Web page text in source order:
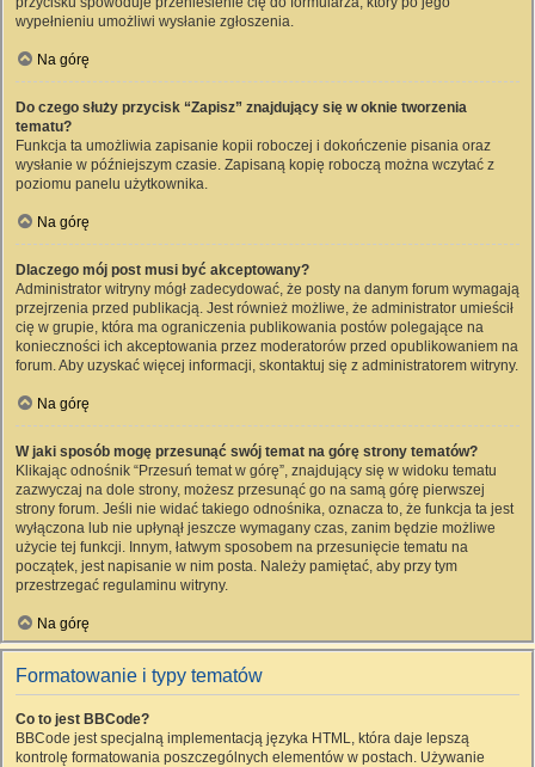
wypełnieniu umożliwi wysłanie zgłoszenia.
Na górę
Do czego służy przycisk “Zapisz” znajdujący się w oknie tworzenia
tematu?
Funkcja ta umożliwia zapisanie kopii roboczej i dokończenie pisania oraz
wysłanie w późniejszym czasie. Zapisaną kopię roboczą można wczytać z
poziomu panelu użytkownika.
Na górę
Dlaczego mój post musi być akceptowany?
Administrator witryny mógł zadecydować, że posty na danym forum wymagają
przejrzenia przed publikacją. Jest również możliwe, że administrator umieścił
cię w grupie, która ma ograniczenia publikowania postów polegające na
konieczności ich akceptowania przez moderatorów przed opublikowaniem na
forum. Aby uzyskać więcej informacji, skontaktuj się z administratorem witryny.
Na górę
W jaki sposób mogę przesunąć swój temat na górę strony tematów?
Klikając odnośnik “Przesuń temat w górę”, znajdujący się w widoku tematu
zazwyczaj na dole strony, możesz przesunąć go na samą górę pierwszej
strony forum. Jeśli nie widać takiego odnośnika, oznacza to, że funkcja ta jest
wyłączona lub nie upłynął jeszcze wymagany czas, zanim będzie możliwe
użycie tej funkcji. Innym, łatwym sposobem na przesunięcie tematu na
początek, jest napisanie w nim posta. Należy pamiętać, aby przy tym
przestrzegać regulaminu witryny.
Na górę
Formatowanie i typy tematów
Co to jest BBCode?
BBCode jest specjalną implementacją języka HTML, która daje lepszą
kontrolę formatowania poszczególnych elementów w postach. Używanie